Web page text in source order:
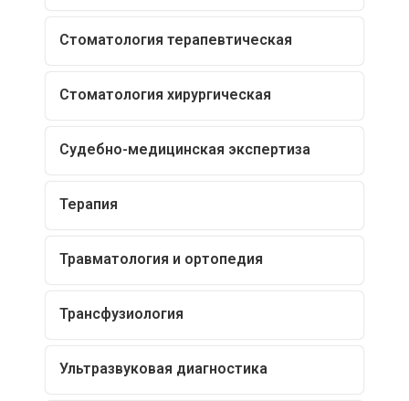
Стоматология терапевтическая
Стоматология хирургическая
Судебно-медицинская экспертиза
Терапия
Травматология и ортопедия
Трансфузиология
Ультразвуковая диагностика